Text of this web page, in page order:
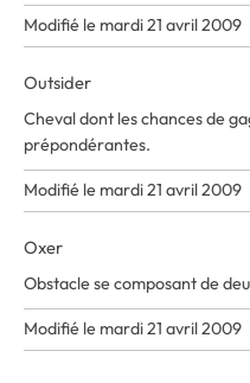
Modifié le mardi 21 avril 2009
Outsider
Cheval dont les chances de
prépondérantes.
Modifié le mardi 21 avril 2009
Oxer
Obstacle se composant de
Modifié le mardi 21 avril 2009